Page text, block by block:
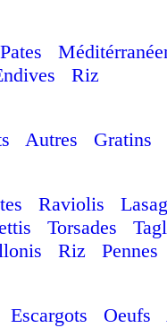
Pates
Riz
Autres Gratins
Raviolis
Torsades
Riz Pennes
Escargots Oeufs